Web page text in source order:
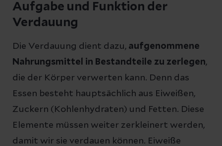
Aufgabe und Funktion der
Verdauung
Die Verdauung dient dazu, aufgenommene
Nahrungsmittel in Bestandteile zu zerlegen,
die der Körper verwerten kann. Denn das
Essen besteht hauptsächlich aus Eiweißen,
Zuckern (Kohlenhydraten) und Fetten. Diese
Elemente müssen weiter zerkleinert werden,
damit wir sie verdauen können. Eiweiße